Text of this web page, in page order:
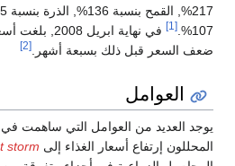
217%, القمح بنسبة 136%, الذرة بنسبة 125% و فول الصويا بنسبة
سنتa
pound
أشهر.
التي ساهمت في إرتفاع سعر الغذاء. وعزا
الغذاء إلىperfect storm أدت إلى نقص